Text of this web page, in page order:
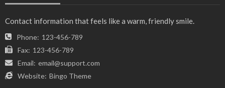
Contact information that feels like a warm, friendly smile.
Phone: 123-456-789
Fax: 123-456-789
Email: email@support.com
Website: Bingo Theme